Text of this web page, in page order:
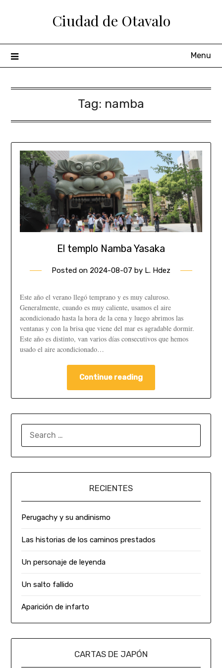
Ciudad de Otavalo
Menu
Tag: namba
El templo Namba Yasaka
Posted on 2024-08-07 by L. Hdez
Este año el verano llegó temprano y es muy caluroso.
Generalmente, cuando es muy caliente, usamos el aire
acondicionado hasta la hora de la cena y luego abrimos las
ventanas y con la brisa que viene del mar es agradable dormir.
Este año es distinto, van varios días consecutivos que hemos
usado el aire acondicionado…
Continue reading
RECIENTES
Perugachy y su andinismo
Las historias de los caminos prestados
Un personaje de leyenda
Un salto fallido
Aparición de infarto
CARTAS DE JAPÓN